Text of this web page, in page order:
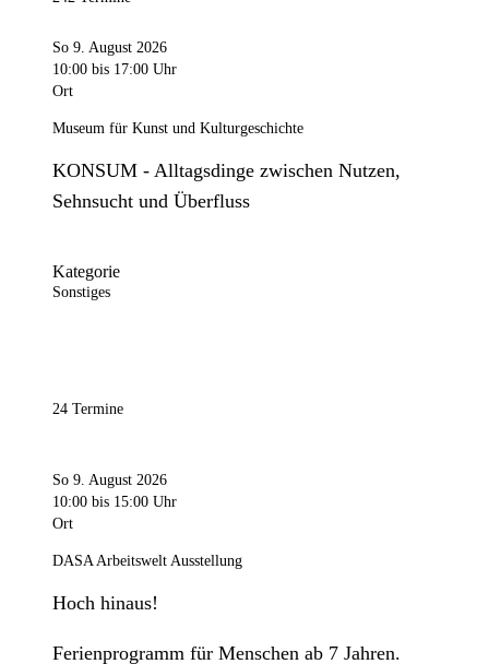
So 9. August 2026
10:00 bis 17:00 Uhr
Ort
Museum für Kunst und Kulturgeschichte
KONSUM - Alltagsdinge zwischen Nutzen,
Sehnsucht und Überfluss
Kategorie
Sonstiges
24 Termine
So 9. August 2026
10:00 bis 15:00 Uhr
Ort
DASA Arbeitswelt Ausstellung
Hoch hinaus!
Ferienprogramm für Menschen ab 7 Jahren.